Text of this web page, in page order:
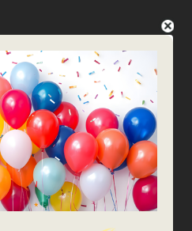
דמויות ילדים
ציידות השדים של הקיי פופ
KPop Demon Hunters